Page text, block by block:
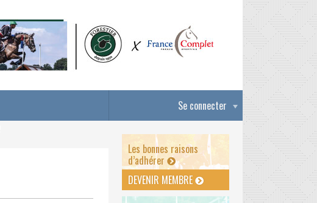
Se connecter
Les bonnes raisons
d’adhérer
DEVENIR MEMBRE